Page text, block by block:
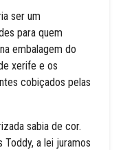
ser um
para quem
embalagem do
xerife e os
cobiçados pelas
sabia de cor.
Toddy, a lei juramos